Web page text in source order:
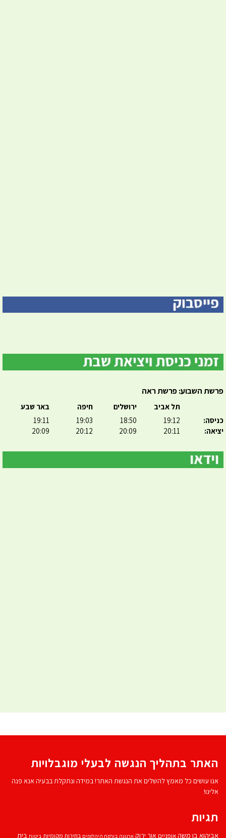
פרשת השבוע: פרשת ראה
כניסה:
יציאה:
תל אביב
19:12
20:11
ירושלים
18:50
20:09
חיפה
19:03
20:12
באר שבע
19:11
20:09
האתר בתהליך הנגשה לבעלי מוגבלויות
אנו עושים כל מאמץ להשלים את הנגשת האתר! במידה ונתקלת בבעיה אנא פנה
אלינו!
תגיות
אביהוא בן משהאופניים אור ירוק ארנונה בורסת היהלומים בחירות מקומיות ביטוח בית